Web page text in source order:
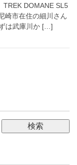
TREK DOMANE SL5
崎市在住の細川さん
は武庫川か […]